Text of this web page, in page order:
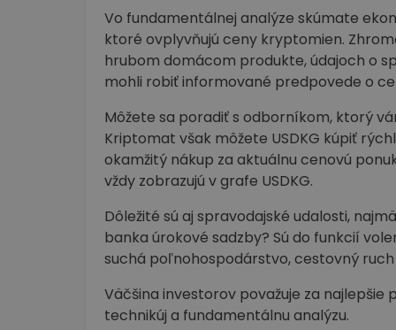
Vo fundamentálnej analýze skúmate
ktoré ovplyvňujú ceny kryptomien.
hrubom domácom produkte, údajoch o
mohli robiť informované predpovede o
Môžete sa poradiť s odborníkom, ktorý
Kriptomat však môžete USDKG kúpiť
okamžitý nákup za aktuálnu cenovú
vždy zobrazujú v grafe USDKG.
Dôležité sú aj spravodajské udalosti,
banka úrokové sadzby? Sú do funkcií
suchá poľnohospodárstvo, cestovný ruch
Väčšina investorov považuje za najlepšie
technikúj a fundamentálnu analýzu.